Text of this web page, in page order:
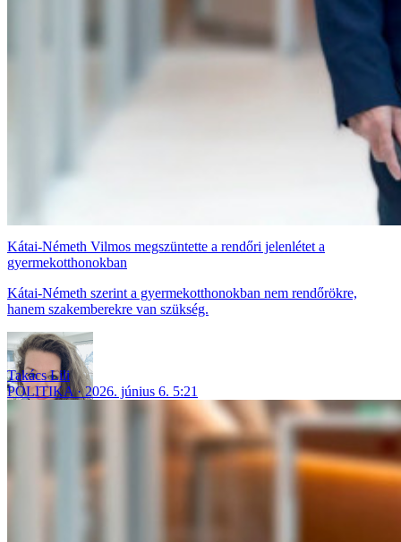
Kátai-Németh Vilmos megszüntette a rendőri jelenlétet a
gyermekotthonokban
Kátai-Németh szerint a gyermekotthonokban nem rendőrökre,
hanem szakemberekre van szükség.
Takács Lili
POLITIKA
2026. június 6. 5:21